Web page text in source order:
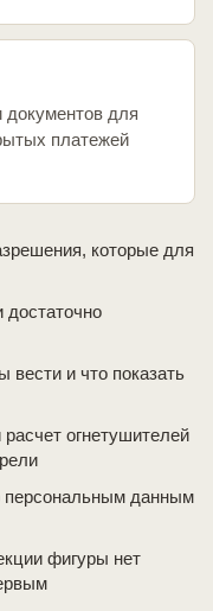
для
платежей
которые для
достаточно
вести и что показать
огнетушителей
персональным данным
фигуры нет